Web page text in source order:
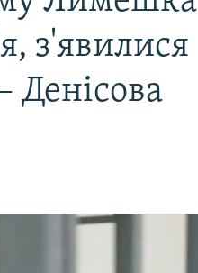
з'явилися
Денісова